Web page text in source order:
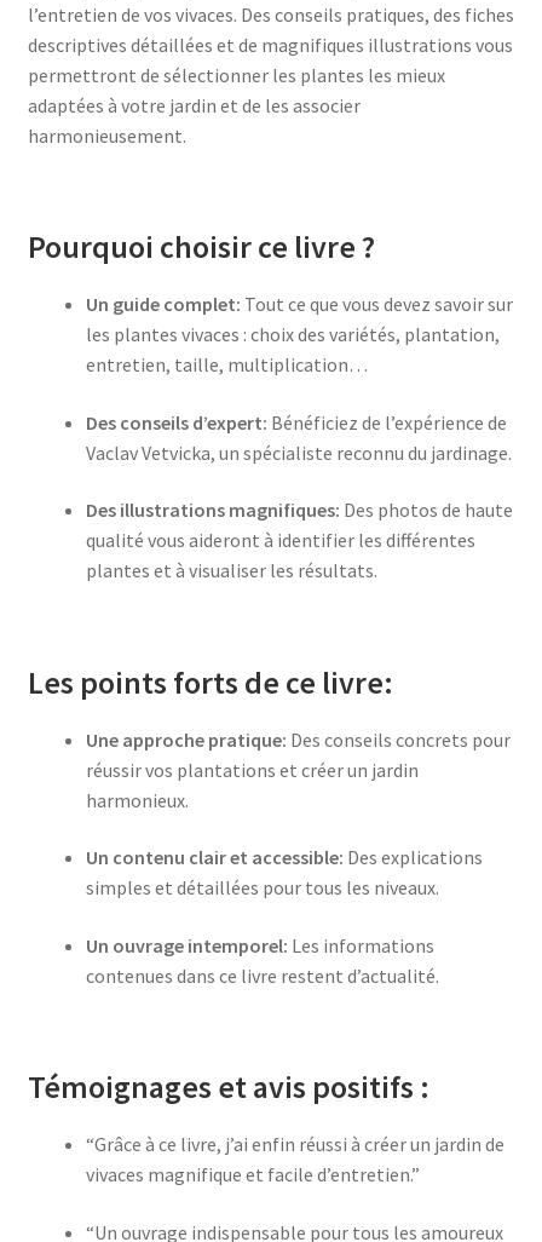
l’entretien de vos vivaces. Des conseils pratiques, des fiches
descriptives détaillées et de magnifiques illustrations vous
permettront de sélectionner les plantes les mieux
adaptées à votre jardin et de les associer
harmonieusement.
Pourquoi choisir ce livre ?
Un guide complet: Tout ce que vous devez savoir sur
les plantes vivaces : choix des variétés, plantation,
entretien, taille, multiplication…
Des conseils d’expert: Bénéficiez de l’expérience de
Vaclav Vetvicka, un spécialiste reconnu du jardinage.
Des illustrations magnifiques: Des photos de haute
qualité vous aideront à identifier les différentes
plantes et à visualiser les résultats.
Les points forts de ce livre:
Une approche pratique: Des conseils concrets pour
réussir vos plantations et créer un jardin
harmonieux.
Un contenu clair et accessible: Des explications
simples et détaillées pour tous les niveaux.
Un ouvrage intemporel: Les informations
contenues dans ce livre restent d’actualité.
Témoignages et avis positifs :
“Grâce à ce livre, j’ai enfin réussi à créer un jardin de
vivaces magnifique et facile d’entretien.”
“Un ouvrage indispensable pour tous les amoureux